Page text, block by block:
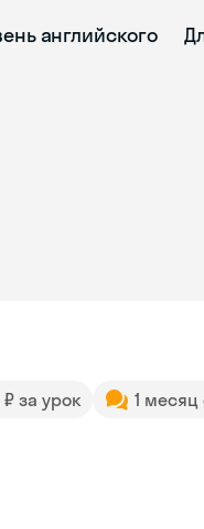
английского
₽ за урок 1 месяц